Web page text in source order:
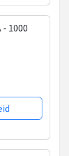
- 1000